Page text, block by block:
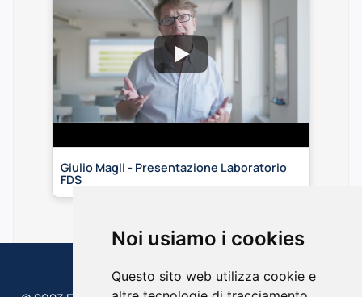
Noi usiamo i cookies
Questo sito web utilizza cookie e
Giulio Magli - Presentazione Laboratorio
FDS